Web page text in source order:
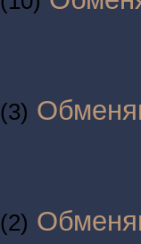
(3)
(2)